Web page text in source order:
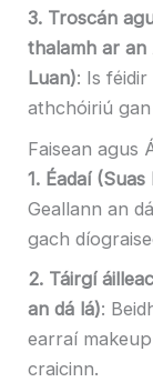
3. Troscán
thalamh ar
Luan): Is
athchóiriú
Faisean agus
1. Éadaí
Geallann an
gach
2. Táirgí
an dá lá):
earraí
craicinn.